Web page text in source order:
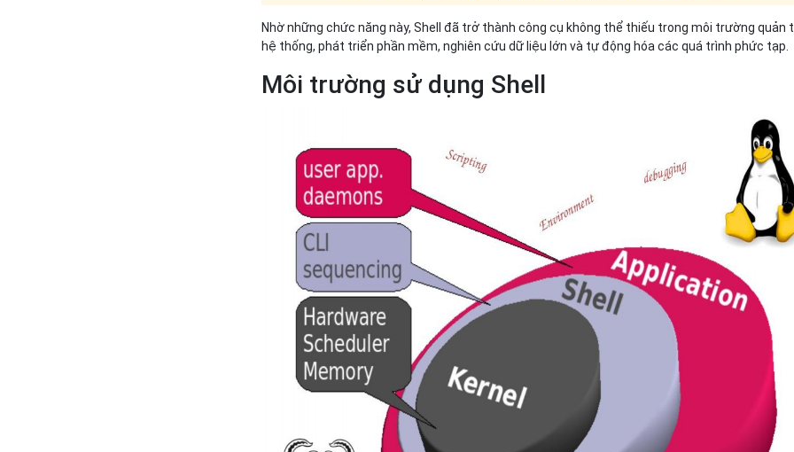
Nhờ những chức năng này, Shell đã trở thành công cụ không thể thiếu trong môi trường quản
hệ thống, phát triển phần mềm, nghiên cứu dữ liệu lớn và tự động hóa các quá trình phức tạp.
Môi trường sử dụng Shell